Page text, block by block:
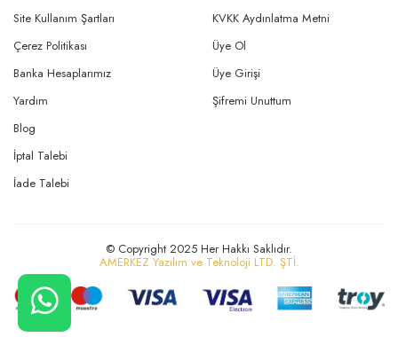
Site Kullanım Şartları
KVKK Aydınlatma Metni
Çerez Politikası
Banka Hesaplarımız
Yardım
Üye Ol
Üye Girişi
Şifremi Unuttum
Blog
İptal Talebi
İade Talebi
© Copyright 2025 Her Hakkı Saklıdır.
AMERKEZ Yazılım ve Teknoloji LTD. ŞTİ.